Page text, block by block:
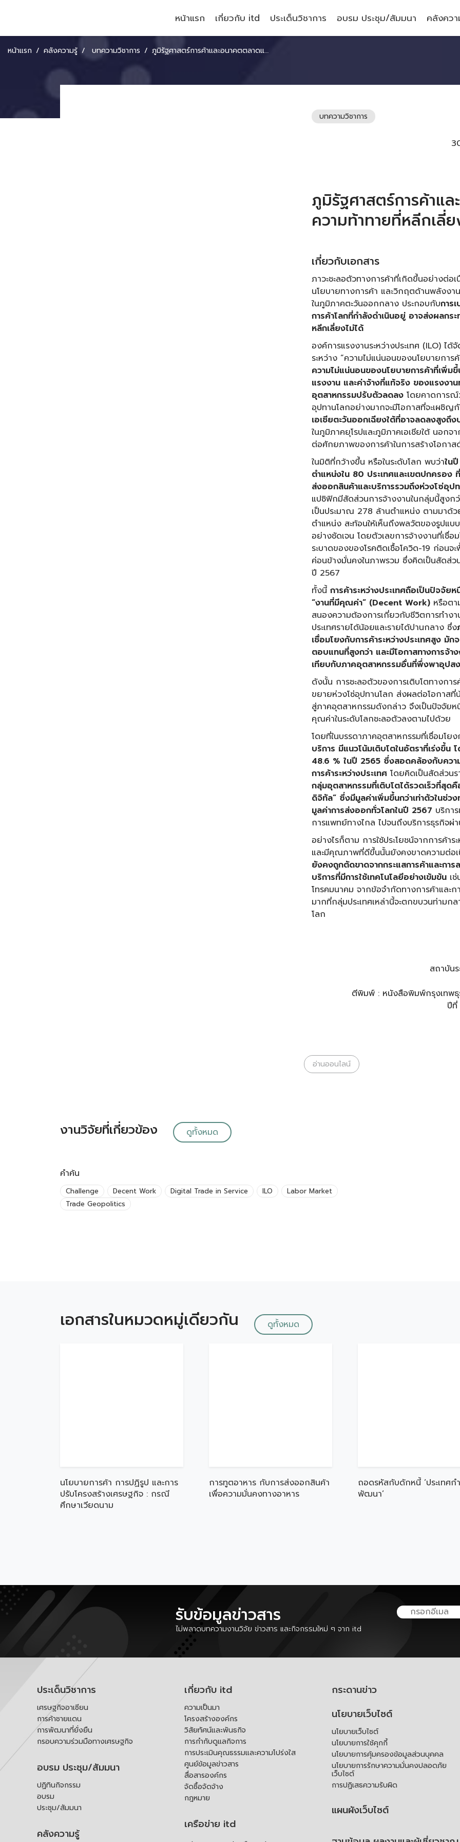
หน้าแรก เกี่ยวกับ itd ประเด็นวิชาการ อบรม ประชุม/สัมมนา คลังคว
หน้าแรก คลังความรู้ บทความวิชาการ ภูมิรัฐศาสตร์การค้าและอนาคตตลาดแรงงาน : ความท้าทายที่หลีกเลี่ยงไม่ได้
บทความวิชาการ
ภูมิรัฐศาสตร์การค้าแ
ความท้าทายที่หลีกเลี่ย
เกี่ยวกับเอกสาร
ภาวะชะลอตัวทางการค้าที่เกิดขึ้นอย่างต่อ
นโยบายทางการค้า และวิกฤตด้านพลังง
ในภูมิภาคตะวันออกกลาง ประกอบกับการ
การค้าโลกที่กำลังดำเนินอยู่ อาจส่งผลก
หลีกเลี่ยงไม่ได้
องค์การแรงงานระหว่างประเทศ (ILO) ไ
ระหว่าง “ความไม่แน่นอนของนโยบายกา
ความไม่แน่นอนของนโยบายการค้าที่เพิ่
แรงงาน และค่าจ้างที่แท้จริง ของแรงงา
อุตสาหกรรมปรับตัวลดลง โดยคาดการณ์
อุปทานโลกอย่างมากจะมีโอกาสที่จะเผชิ
เอเชียตะวันออกเฉียงใต้ที่อาจลดลงสูงถึ
ในภูมิภาคยุโรปและภูมิภาคเอเชียใต้ นอก
ต่อศักยภาพของการค้าในการสร้างโอกา
ในมิติที่กว้างขึ้น หรือในระดับโลก พบว่าใน
ตำแหน่งใน 80 ประเทศและเขตปกครอ
ส่งออกสินค้าและบริการรวมถึงห่วงโซ่อุป
แปซิฟิกมีสัดส่วนการจ้างงานในกลุ่มนี้สูง
เป็นประมาณ 278 ล้านตำแหน่ง ตามมาด้
ตำแหน่ง สะท้อนให้เห็นถึงพลวัตของรูปแบ
อย่างชัดเจน โดยตัวเลขการจ้างงานที่เชื่
ระบาดของของโรคติดเชื้อโควิด-19 ก่อนจ
ค่อนข้างมั่นคงในภาพรวม ซึ่งคิดเป็นสัดส่ว
ปี 2567
ทั้งนี้ การค้าระหว่างประเทศถือเป็นปัจจัย
“งานที่มีคุณค่า” (Decent Work) หรือต
สนองความต้องการเกี่ยวกับชีวิตการทำง
ประเทศรายได้น้อยและรายได้ปานกลาง ซึ่ง
เชื่อมโยงกับการค้าระหว่างประเทศสูง มั
ตอบแทนที่สูงกว่า และมีโอกาสทางการจ้า
เทียบกับภาคอุตสาหกรรมอื่นที่พึ่งพาอุปส
ดังนั้น การชะลอตัวของการเติบโตทางการ
ขยายห่วงโซ่อุปทานโลก ส่งผลต่อโอกาส
สู่ภาคอุตสาหกรรมดังกล่าว จึงเป็นปัจจัย
คุณค่าในระดับโลกชะลอตัวลงตามไปด้วย
โดยที่ในบรรดาภาคอุตสาหกรรมที่เชื่อมโ
บริการ มีแนวโน้มเติบโตในอัตราที่เร่งขึ้น
48.6 % ในปี 2565 ซึ่งสอดคล้องกับคว
การค้าระหว่างประเทศ โดยคิดเป็นสัดส่วน
กลุ่มอุตสาหกรรมที่เติบโตได้รวดเร็วที่สุด
ดิจิทัล” ซึ่งมีมูลค่าเพิ่มขึ้นกว่าเท่าตัวในช่
มูลค่าการส่งออกทั่วโลกในปี 2567 บริกา
การแพทย์ทางไกล ไปจนถึงบริการธุรกิจผ่า
อย่างไรก็ตาม การใช้ประโยชน์จากการค้า
และมีคุณภาพที่ดีขึ้นนั้นยังคงขาดความต่อ
ยังคงถูกตัดขาดจากกระแสการค้าและกา
บริการที่มีการใช้เทคโนโลยีอย่างเข้มข้น เ
โทรคมนาคม จากข้อจำกัดทางการค้าและ
มากที่กลุ่มประเทศเหล่านี้จะตกขบวนท่ามก
โลก
สถาบัน
ตีพิมพ์ : หนังสือพิมพ์กรุงเทพ
ปีที่
อ่านออนไลน์
งานวิจัยที่เกี่ยวข้อง ดูทั้งหมด
คำค้น
Challenge Decent Work Digital Trade in Service ILO
Labor Market
Trade Geopolitics
เอกสารในหมวดหมู่เดียวกัน ดูทั้งหมด
นโยบายการค้า การปฏิรูป และการ
ปรับโครงสร้างเศรษฐกิจ : กรณี
ศึกษาเวียดนาม
การทูตอาหาร กับการส่งออกสินค้า
เพื่อความมั่นคงทางอาหาร
ถอดรหัสกับดักหนี้ ‘ประเทศก
พัฒนา’
รับข้อมูลข่าวสาร
ไม่พลาดบทความงานวิจัย ข่าวสาร และกิจกรรมใหม่ ๆ จาก itd
ประเด็นวิชาการ
เศรษฐกิจอาเซียน
การค้าชายแดน
การพัฒนาที่ยั่งยืน
กรอบความร่วมมือทางเศรษฐกิจ
อบรม ประชุม/สัมมนา
ปฏิทินกิจกรรม
อบรม
ประชุม/สัมมนา
คลังความรู้
เกี่ยวกับ itd
ความเป็นมา
โครงสร้างองค์กร
วิสัยทัศน์และพันธกิจ
การกำกับดูแลกิจการ
การประเมินคุณธรรมและความโปร่งใส
ศูนย์ข้อมูลข่าวสาร
สื่อสารองค์กร
จัดซื้อจัดจ้าง
กฎหมาย
เครือข่าย itd
กระดานข่าว
นโยบายเว็บไซต์
นโยบายเว็บไซต์
นโยบายการใช้คุกกี้
นโยบายการคุ้มครองข้อมูลส่วนบุคคล
นโยบายการรักษาความมั่นคงปลอดภัย
เว็บไซต์
การปฏิเสธความรับผิด
แผนผังเว็บไซต์